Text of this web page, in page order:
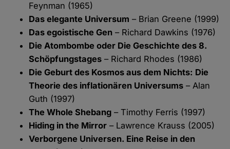
Feynman (1965)
Das elegante Universum – Brian Greene (1999)
Das egoistische Gen – Richard Dawkins (1976)
Die Atombombe oder Die Geschichte des 8.
Schöpfungstages – Richard Rhodes (1986)
Die Geburt des Kosmos aus dem Nichts: Die
Theorie des inflationären Universums – Alan
Guth (1997)
The Whole Shebang – Timothy Ferris (1997)
Hiding in the Mirror – Lawrence Krauss (2005)
Verborgene Universen. Eine Reise in den